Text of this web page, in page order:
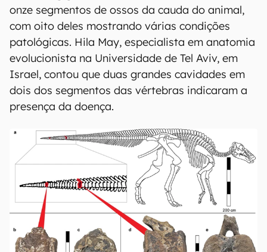
onze segmentos de ossos da cauda do animal,
com oito deles mostrando várias condições
patológicas. Hila May, especialista em anatomia
evolucionista na Universidade de Tel Aviv, em
Israel, contou que duas grandes cavidades em
dois dos segmentos das vértebras indicaram a
presença da doença.